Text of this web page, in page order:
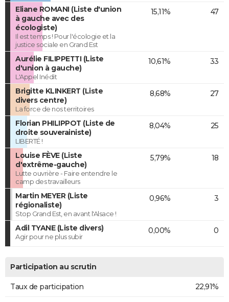
Eliane ROMANI (Liste d'union
à gauche avec des
écologiste)
Il est temps ! Pour l'écologie et la
justice sociale en Grand Est
15,11% 47
Aurélie FILIPPETTI (Liste
d'union à gauche)
L'Appel Inédit
10,61% 33
Brigitte KLINKERT (Liste
divers centre)
La force de nos territoires
8,68% 27
Florian PHILIPPOT (Liste de
droite souverainiste)
LIBERTÉ !
8,04% 25
Louise FÈVE (Liste
d'extrême-gauche)
Lutte ouvrière - Faire entendre le
camp des travailleurs
5,79% 18
Martin MEYER (Liste
régionaliste)
Stop Grand Est, en avant l'Alsace !
0,96% 3
Adil TYANE (Liste divers)
Agir pour ne plus subir
0,00% 0
Participation au scrutin
Taux de participation 22,91%